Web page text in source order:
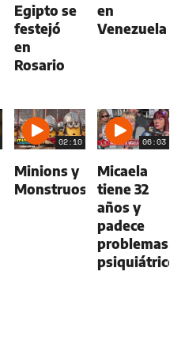
Egipto se
festejó
en
Rosario
en
Venezuela
02:10
Minions y
Monstruos
06:03
Micaela
tiene 32
años y
padece
problemas
psiquiátricos